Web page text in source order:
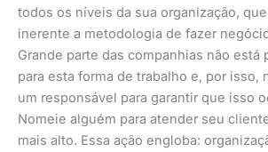
todos os níveis da sua organização,
inerente a metodologia de fazer
Grande parte das companhias não está
para esta forma de trabalho e, por isso,
um responsável para garantir que isso
Nomeie alguém para atender seu
mais alto. Essa ação engloba: